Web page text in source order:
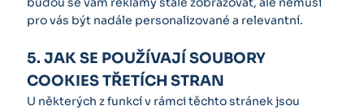
pro vás být nadále personalizované a relevantní.
5. JAK SE POUŽÍVAJÍ SOUBORY
COOKIES TŘETÍCH STRAN
U některých z funkcí v rámci těchto stránek jsou